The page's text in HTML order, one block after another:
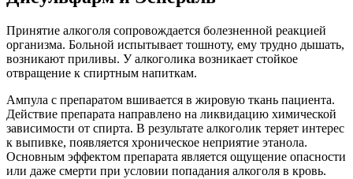
Принятие алкоголя сопровождается болезненной реакцией
организма. Больной испытывает тошноту, ему трудно дышать,
возникают приливы. У алкоголика возникает стойкое
отвращение к спиртным напиткам.
Ампула с препаратом вшивается в жировую ткань пациента.
Действие препарата направлено на ликвидацию химической
зависимости от спирта. В результате алкоголик теряет интерес
к выпивке, появляется хроническое неприятие этанола.
Основным эффектом препарата является ощущение опасности
или даже смерти при условии попадания алкоголя в кровь.